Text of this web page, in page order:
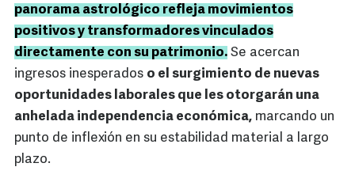
panorama astrológico refleja movimientos
positivos y transformadores vinculados
directamente con su patrimonio. Se acercan
ingresos inesperados o el surgimiento de nuevas
oportunidades laborales que les otorgarán una
anhelada independencia económica, marcando un
punto de inflexión en su estabilidad material a largo
plazo.